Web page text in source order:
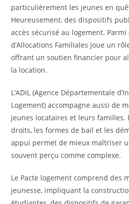
particulièrement les jeunes en
Heureusement, des dispositifs
accès sécurisé au logement. Parmi
d’Allocations Familiales joue un
offrant un soutien financier pour
la location.
L’ADIL (Agence Départementale
Logement) accompagne aussi de
jeunes locataires et leurs familles.
droits, les formes de bail et les
appui permet de mieux maîtriser
souvent perçu comme complexe.
Le Pacte logement comprend des
jeunesse, impliquant la